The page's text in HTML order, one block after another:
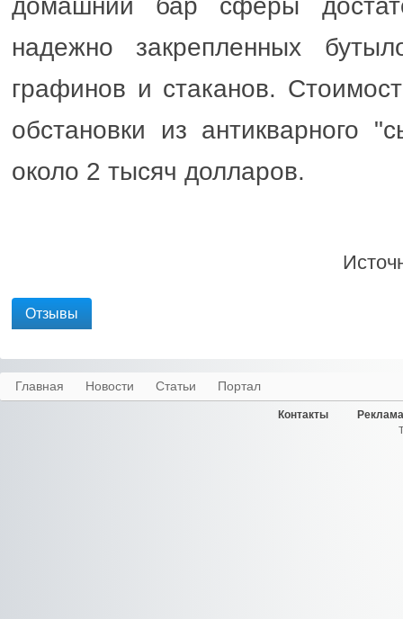
надежно закрепленных
графинов и стаканов.
обстановки из антикварного
около 2 тысяч долларов.
Отзывы
Главная Новости Статьи Портал
Контакты